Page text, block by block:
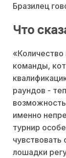
Бразилец
Что
«Количество
команды,
раундов -
именно
турнир
чувствовать
лошадки